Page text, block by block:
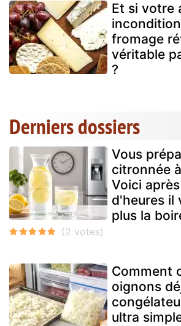
Et si votre
fromage
véritable
?
Derniers dossiers
Vous
citronnée
Voici
d'heures il
plus la
Comment
oignons
ultra